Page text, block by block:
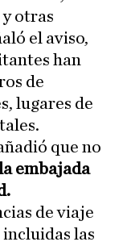
otras
el aviso,
han
de
lugares de
que no
embajada
de viaje
las